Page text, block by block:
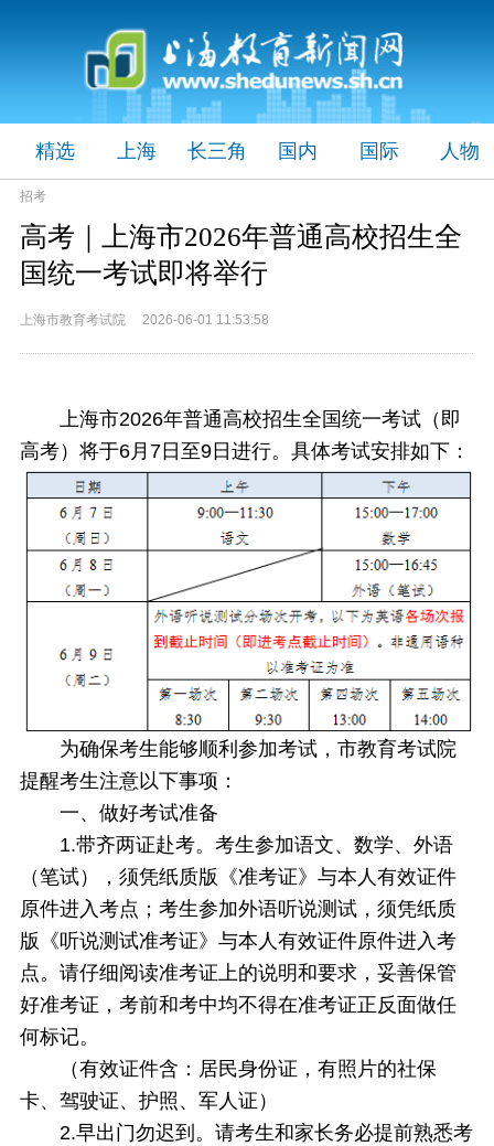
精选 上海 长三角 国内 国际 人物
招考
高考｜上海市2026年普通高校招生全
国统一考试即将举行
上海市教育考试院 2026-06-01 11:53:58
上海市2026年普通高校招生全国统一考试（即
高考）将于6月7日至9日进行。具体考试安排如下：
为确保考生能够顺利参加考试，市教育考试院
提醒考生注意以下事项：
一、做好考试准备
1.带齐两证赴考。考生参加语文、数学、外语
（笔试），须凭纸质版《准考证》与本人有效证件
原件进入考点；考生参加外语听说测试，须凭纸质
版《听说测试准考证》与本人有效证件原件进入考
点。请仔细阅读准考证上的说明和要求，妥善保管
好准考证，考前和考中均不得在准考证正反面做任
何标记。
（有效证件含：居民身份证，有照片的社保
卡、驾驶证、护照、军人证）
2.早出门勿迟到。请考生和家长务必提前熟悉考